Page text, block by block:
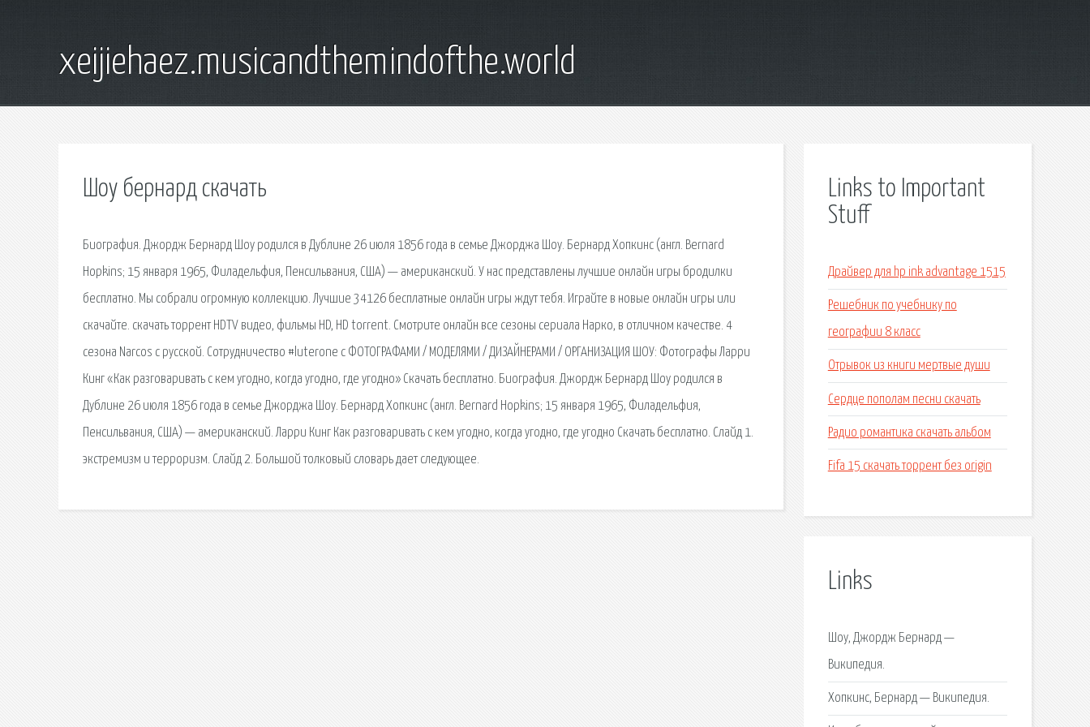
xeijiehaez.musicandthemindofthe.world
Шоу бернард скачать
Биография. Джордж Бернард Шоу родился в Дублине 26 июля 1856 года в семье Джорджа Шоу. Бернард Хопкинс (англ. Bernard
Hopkins; 15 января 1965, Филадельфия, Пенсильвания, США) — американский. У нас представлены лучшие онлайн игры бродилки
бесплатно. Мы собрали огромную коллекцию. Лучшие 34126 бесплатные онлайн игры ждут тебя. Играйте в новые онлайн игры или
скачайте. скачать торрент HDTV видео, фильмы HD, HD torrent. Cмотрите онлайн все сезоны сериала Нарко, в отличном качестве. 4
сезона Narcos с русской. Сотрудничество #luterone с ФОТОГРАФАМИ / МОДЕЛЯМИ / ДИЗАЙНЕРАМИ / ОРГАНИЗАЦИЯ ШОУ: Фотографы Ларри
Кинг «Как разговаривать с кем угодно, когда угодно, где угодно» Скачать бесплатно. Биография. Джордж Бернард Шоу родился в
Дублине 26 июля 1856 года в семье Джорджа Шоу. Бернард Хопкинс (англ. Bernard Hopkins; 15 января 1965, Филадельфия,
Пенсильвания, США) — американский. Ларри Кинг Как разговаривать с кем угодно, когда угодно, где угодно Скачать бесплатно. Слайд 1.
экстремизм и терроризм. Слайд 2. Большой толковый словарь дает следующее.
Links to Important
Stuff
Драйвер для hp ink advantage 1515
Решебник по учебнику по
географии 8 класс
Отрывок из книги мертвые души
Сердце пополам песни скачать
Радио романтика скачать альбом
Fifa 15 скачать торрент без origin
Links
Шоу, Джордж Бернард —
Википедия.
Хопкинс, Бернард — Википедия.